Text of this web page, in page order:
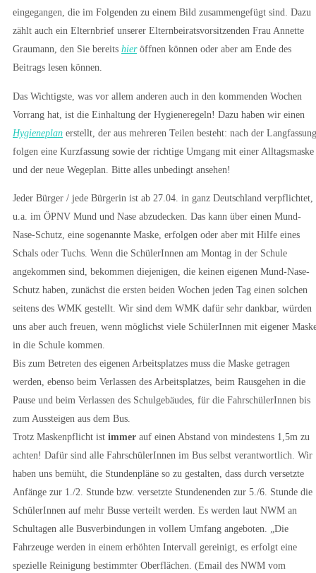
eingegangen, die im Folgenden zu einem Bild zusammengefügt sind. Dazu
zählt auch ein Elternbrief unserer Elternbeiratsvorsitzenden Frau Annette
Graumann, den Sie bereits hieröffnen können oder aber am Ende des
Beitrags lesen können.
Das Wichtigste, was vor allem anderen auch in den kommenden Wochen
Vorrang hat, ist die Einhaltung der Hygieneregeln! Dazu haben wir einen
Hygieneplan erstellt, der aus mehreren Teilen besteht: nach der Langfassung
folgen eine Kurzfassung sowie der richtige Umgang mit einer Alltagsmaske
und der neue Wegeplan. Bitte alles unbedingt ansehen!
Jeder Bürger / jede Bürgerin ist ab 27.04. in ganz Deutschland verpflichtet,
u.a. im ÖPNV Mund und Nase abzudecken. Das kann über einen Mund-
Nase-Schutz, eine sogenannte Maske, erfolgen oder aber mit Hilfe eines
Schals oder Tuchs. Wenn die SchülerInnen am Montag in der Schule
angekommen sind, bekommen diejenigen, die keinen eigenen Mund-Nase-
Schutz haben, zunächst die ersten beiden Wochen jeden Tag einen solchen
seitens des WMK gestellt. Wir sind dem WMK dafür sehr dankbar, würden
uns aber auch freuen, wenn möglichst viele SchülerInnen mit eigener
in die Schule kommen.
Bis zum Betreten des eigenen Arbeitsplatzes muss die Maske getragen
werden, ebenso beim Verlassen des Arbeitsplatzes, beim Rausgehen in die
Pause und beim Verlassen des Schulgebäudes, für die FahrschülerInnen bis
zum Aussteigen aus dem Bus.
Trotz Maskenpflicht ist immer auf einen Abstand von mindestens 1,5m zu
achten! Dafür sind alle FahrschülerInnen im Bus selbst verantwortlich. Wir
haben uns bemüht, die Stundenpläne so zu gestalten, dass durch versetzte
Anfänge zur 1./2. Stunde bzw. versetzte Stundenenden zur 5./6. Stunde die
SchülerInnen auf mehr Busse verteilt werden. Es werden laut NWM an
Schultagen alle Busverbindungen in vollem Umfang angeboten. „Die
Fahrzeuge werden in einem erhöhten Intervall gereinigt, es erfolgt eine
spezielle Reinigung bestimmter Oberflächen. (Email des NWM vom